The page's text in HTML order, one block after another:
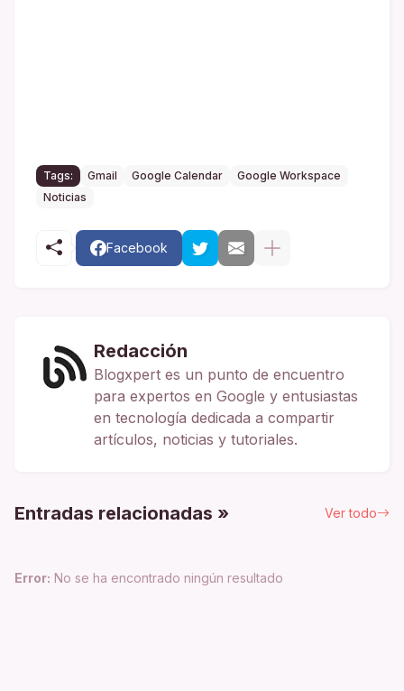
Tags: Gmail Google Calendar
Google Workspace
Noticias
Facebook
Redacción
Blogxpert es un punto de encuentro
para expertos en Google y entusiastas
en tecnología dedicada a compartir
artículos, noticias y tutoriales.
Entradas relacionadas » Ver todo
Error: No se ha encontrado ningún resultado